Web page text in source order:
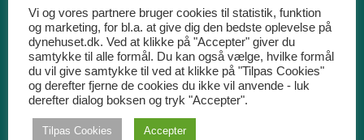
Nørgaard Madsen EFTF
PRODUKTKATEGORIER
Dyner
Dundyner
Vi og vores partnere bruger cookies til statistik, funktion
og marketing, for bl.a. at give dig den bedste oplevelse på
dynehuset.dk. Ved at klikke på "Accepter" giver du
samtykke til alle formål. Du kan også vælge, hvilke formål
du vil give samtykke til ved at klikke på "Tilpas Cookies"
og derefter fjerne de cookies du ikke vil anvende - luk
derefter dialog boksen og tryk "Accepter".
Tilpas Cookies Accepter